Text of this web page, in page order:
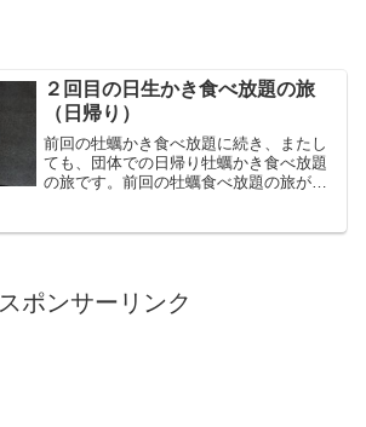
２回目の日生かき食べ放題の旅
（日帰り）
前回の牡蠣かき食べ放題に続き、またし
ても、団体での日帰り牡蠣かき食べ放題
の旅です。前回の牡蠣食べ放題の旅が参
た、つり幸の日帰り牡蠣かき食べ放題に
スポンサーリンク